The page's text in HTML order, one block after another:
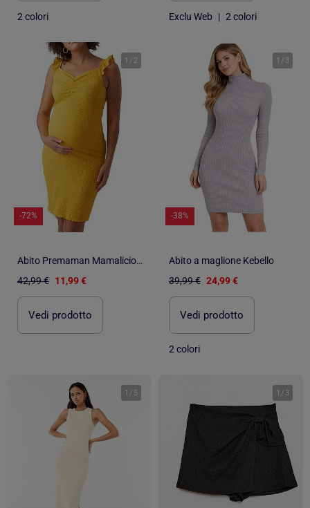
2 colori Exclu Web | 2 colori
1 / 2
-72%
Abito Premaman Mamalicious
42,99 € 11,99 €
Vedi prodotto
1 / 3
-38%
Abito a maglione Kebello
39,99 € 24,99 €
Vedi prodotto
2 colori
1 / 5 1 / 3